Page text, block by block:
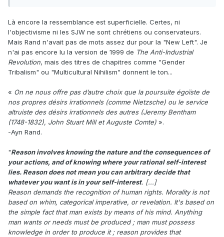
Là encore la ressemblance est superficielle. Certes, ni
l'objectivisme ni les SJW ne sont chrétiens ou conservateurs.
Mais Rand n'avait pas de mots assez dur pour la "New Left". Je
n'ai pas encore lu la version de 1999 de The Anti-Industrial
Revolution, mais des titres de chapitres comme "Gender
Tribalism" ou "Multicultural Nihilism" donnent le ton...
« On ne nous offre pas d’autre choix que la poursuite égoïste de
nos propres désirs irrationnels (comme Nietzsche) ou le service
altruiste des désirs irrationnels des autres (Jeremy Bentham
(1748-1832), John Stuart Mill et Auguste Comte) ».
-Ayn Rand.
"Reason involves knowing the nature and the consequences of
your actions, and of knowing where your rational self-interest
lies. Reason does not mean you can arbitrary decide that
whatever you want is in your self-interest. [...]
Reason demands the recognition of human rights. Morality is not
based on whim, categorical imperative, or revelation. It's based on
the simple fact that man exists by means of his mind. Anything
man wants or needs must be produced ; man must possess
knowledge in order to produce it ; reason provides that